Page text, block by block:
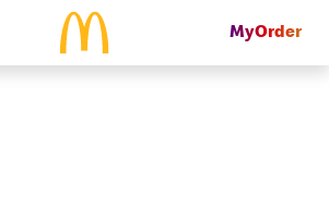
McDonald's Homepage
MyOrder